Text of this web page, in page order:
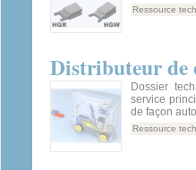
Ressource
Distributeur de
Dossier
service
de façon
Ressource